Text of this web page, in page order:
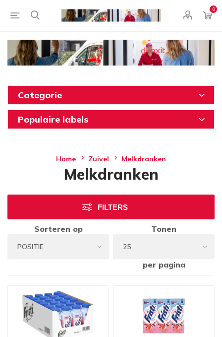
0
Categorie
Populaire labels
Home Zuivel Melkdranken
Melkdranken
FILTERS
Sorteren op Tonen
per pagina